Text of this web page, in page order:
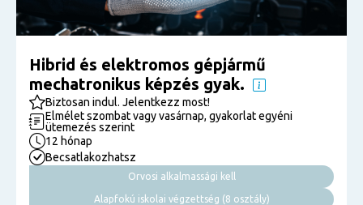
Hibrid és elektromos gépjármű
mechatronikus képzés gyak.
Biztosan indul. Jelentkezz most!
Elmélet szombat vagy vasárnap, gyakorlat egyéni
ütemezés szerint
12 hónap
Becsatlakozhatsz
Orvosi alkalmassági kell
Alapfokú iskolai végzettség (8 osztály)